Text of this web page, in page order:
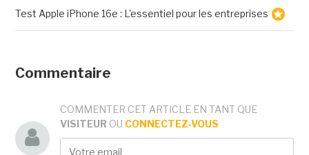
Test Apple iPhone 16e : L'essentiel pour les entreprises
Commentaire
COMMENTER CET ARTICLE EN TANT QUE
VISITEUR OU CONNECTEZ-VOUS